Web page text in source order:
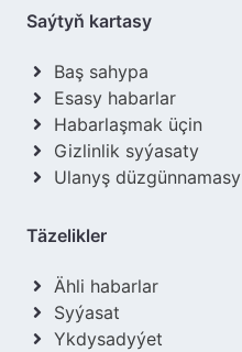
Saýtyň kartasy
Baş sahypa
Esasy habarlar
Habarlaşmak üçin
Gizlinlik syýasaty
Ulanyş düzgünnamasy
Täzelikler
Ähli habarlar
Syýasat
Ykdysadyýet